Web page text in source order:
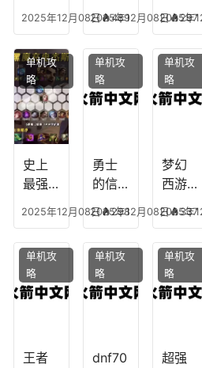
凡，
梦幻
十二
生肖
2025年12月08日 489
任务
攻
略，
魔兽
世界
2025年12月08日 297
附
魔，
乐园
团装
备任
2025年
史上
最强
容搭
配，
最强
法师
2025年12月08日 298
单机攻
略
勇士
的信
物技
能，
勇士
的信
仰宠
个好
2025年12月08日 337
单机攻
略
梦幻
西游
炼丹
炉攻
略，
梦幻
西游
炉攻
2025年
单机攻
略
王者
单机攻
略
dnf70
单机攻
略
超强
单机攻
略